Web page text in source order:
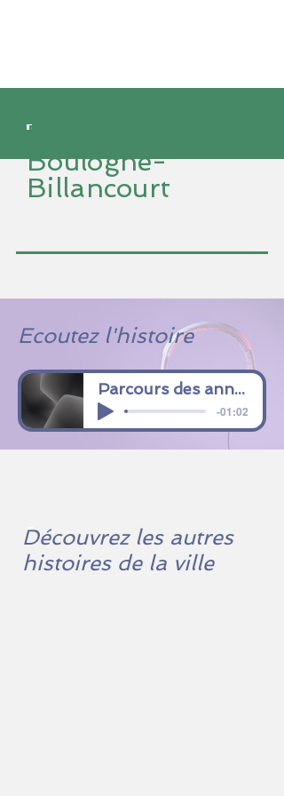
Patrimoine de
Boulogne-
Billancourt
Ecoutez l'histoire
Parcours des années 30
-01:02
Découvrez les autres
histoires de la ville